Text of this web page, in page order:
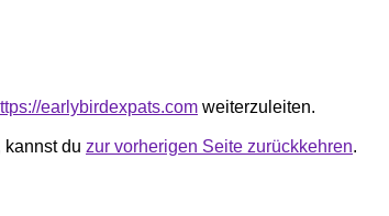
earlybirdexpats.com weiterzuleiten.
kannst du zur vorherigen Seite zurückkehren.